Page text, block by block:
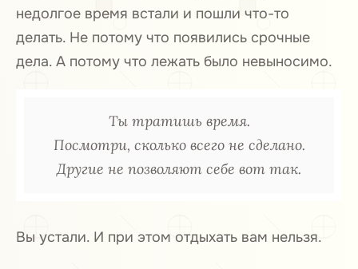
2 Откуда это правило
Почему отдых не восстанавливает
остановиться
недолгое время встали и пошли что-то
делать. Не потому что появились срочные
дела. А потому что лежать было невыносимо.
Ты тратишь время.
Посмотри, сколько всего не сделано.
Другие не позволяют себе вот так.
Вы устали. И при этом отдыхать вам нельзя.